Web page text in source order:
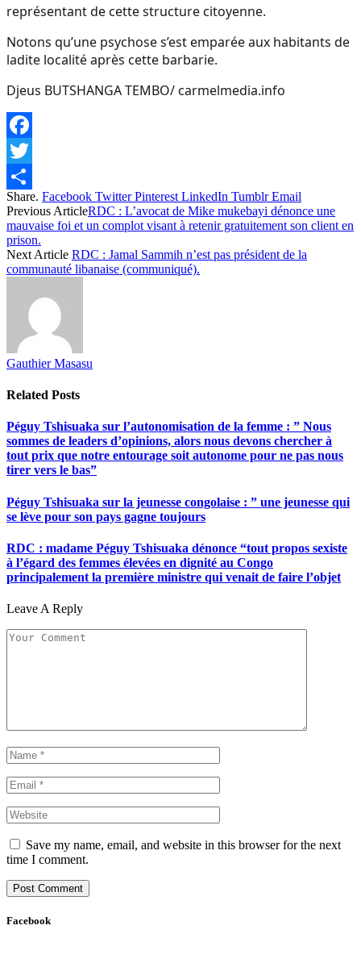
représentant de cette structure citoyenne.
Notons qu’une psychose s’est emparée aux habitants de
ladite localité après cette barbarie.
Djeus BUTSHANGA TEMBO/ carmelmedia.info
Facebook
Twitter
Share
Share. Facebook Twitter Pinterest LinkedIn Tumblr Email
Previous ArticleRDC : L’avocat de Mike mukebayi dénonce une
mauvaise foi et un complot visant à retenir gratuitement son client en
prison.
Next Article RDC : Jamal Sammih n’est pas président de la
communauté libanaise (communiqué).
Gauthier Masasu
Related Posts
Péguy Tshisuaka sur l’autonomisation de la femme : ” Nous
sommes de leaders d’opinions, alors nous devons chercher à
tout prix que notre entourage soit autonome pour ne pas nous
tirer vers le bas”
Péguy Tshisuaka sur la jeunesse congolaise : ” une jeunesse qui
se lève pour son pays gagne toujours
RDC : madame Péguy Tshisuaka dénonce “tout propos sexiste
à l’égard des femmes élevées en dignité au Congo
principalement la première ministre qui venait de faire l’objet
Leave A Reply
Save my name, email, and website in this browser for the next
time I comment.
Facebook